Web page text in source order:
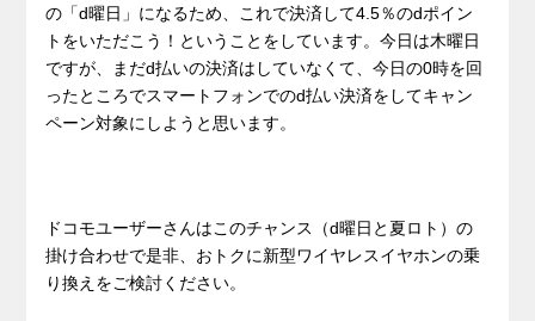
の「d曜日」になるため、これで決済して4.5％のdポイン
トをいただこう！ということをしています。今日は木曜日
ですが、まだd払いの決済はしていなくて、今日の0時を回
ったところでスマートフォンでのd払い決済をしてキャン
ペーン対象にしようと思います。
ドコモユーザーさんはこのチャンス（d曜日と夏ロト）の
掛け合わせで是非、おトクに新型ワイヤレスイヤホンの乗
り換えをご検討ください。